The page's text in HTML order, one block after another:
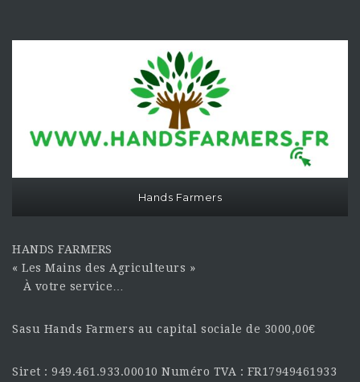
Hands Farmers
HANDS FARMERS
« Les Mains des Agriculteurs »
À votre service…
Sasu Hands Farmers au capital sociale de 3000,00€
Siret : 949.461.933.00010 Numéro TVA : FR17949461933